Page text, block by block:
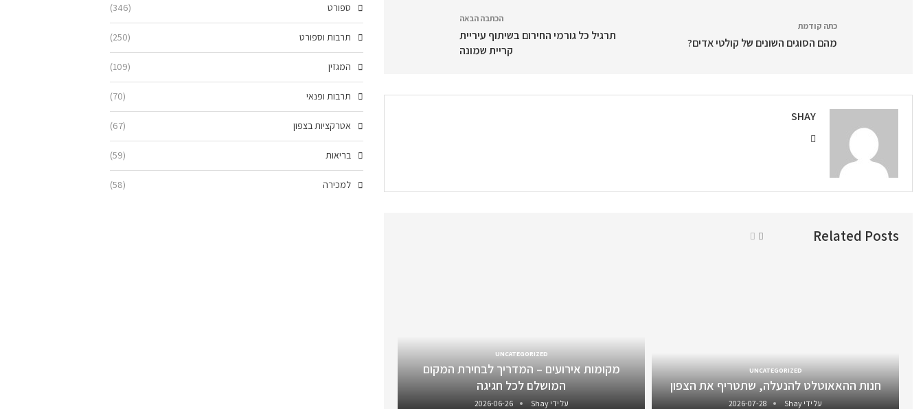
כתה קודמת
מהם הסוגים השונים של קולטי אדים?
הכתבה הבאה
תרגיל כל גורמי החירום בשיתוף עיריית
קריית שמונה
SHAY
Related Posts
UNCATEGORIZED
חנות ההאאוטלט להנעלה, שתטריף את הצפון
על ידי Shay
2026-07-28
UNCATEGORIZED
מקומות אירועים – המדריך לבחירת המקום
המושלם לכל חגיגה
על ידיShay
2026-06-26
ספורט (346)
תרבות וספורט (250)
המגזין (109)
תרבות ופנאי (70)
אטרקציות בצפון (67)
בריאות (59)
למכירה (58)